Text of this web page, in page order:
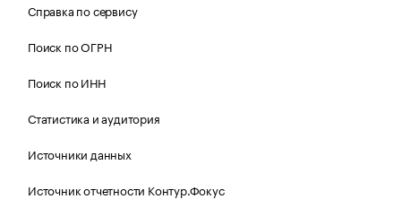
Справка по сервису
Поиск по ОГРН
Поиск по ИНН
Статистика и аудитория
Источники данных
Источник отчетности Контур.Фокус